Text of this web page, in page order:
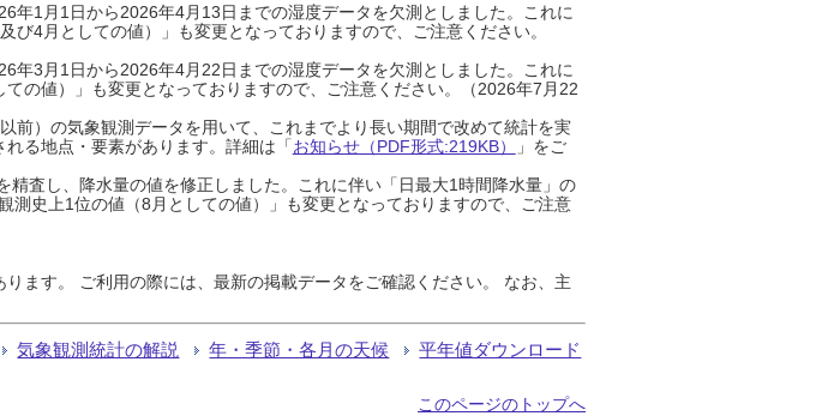
年1月1日から2026年4月13日までの湿度データを欠測としました。これに
4月としての値）」も変更となっておりますので、ご注意ください。
年3月1日から2026年4月22日までの湿度データを欠測としました。これに
の値）」も変更となっておりますので、ご注意ください。（2026年7月22
）の気象観測データを用いて、これまでより長い期間で改めて統計を実
る地点・要素があります。詳細は「お知らせ（PDF形式:219KB）
」をご
査し、降水量の値を修正しました。これに伴い「日最大1時間降水量」の
測史上1位の値（8月としての値）」も変更となっておりますので、ご注意
ます。 ご利用の際には、最新の掲載データをご確認ください。 なお、主
気象観測統計の解説 年・季節・各月の天候 平年値ダウンロード
このページのトップへ